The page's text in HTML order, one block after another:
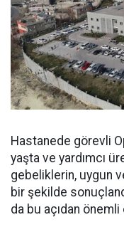
Hastanede görevli
yaşta ve yardımcı
gebeliklerin, uygun
bir şekilde
da bu açıdan